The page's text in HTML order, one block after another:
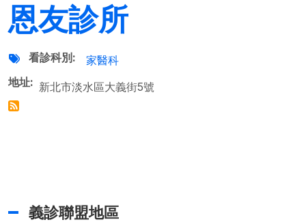
恩友診所
看診科別
家醫科
地址
新北市淡水區大義街5號
義診聯盟地區